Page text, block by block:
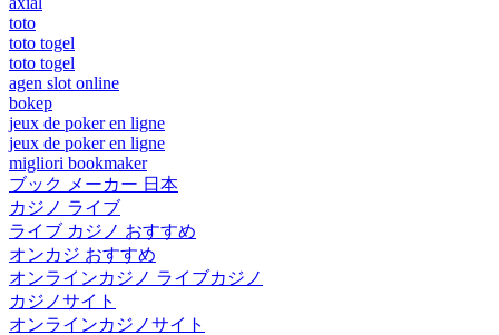
toto
toto togel
toto togel
agen slot online
bokep
jeux de poker en ligne
jeux de poker en ligne
migliori bookmaker
ブック メーカー 日本
カジノ ライブ
ライブ カジノ おすすめ
オンカジ おすすめ
オンラインカジノ ライブカジノ
カジノサイト
オンラインカジノサイト